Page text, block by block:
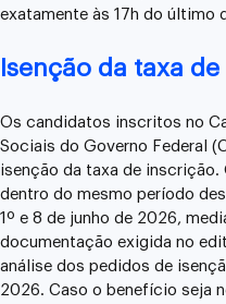
exatamente às 17h do último
Isenção da taxa
Os candidatos inscritos no
Sociais do Governo Federal
isenção da taxa de inscrição.
dentro do mesmo período
1º e 8 de junho de 2026,
documentação exigida no
análise dos pedidos de
2026. Caso o benefício seja